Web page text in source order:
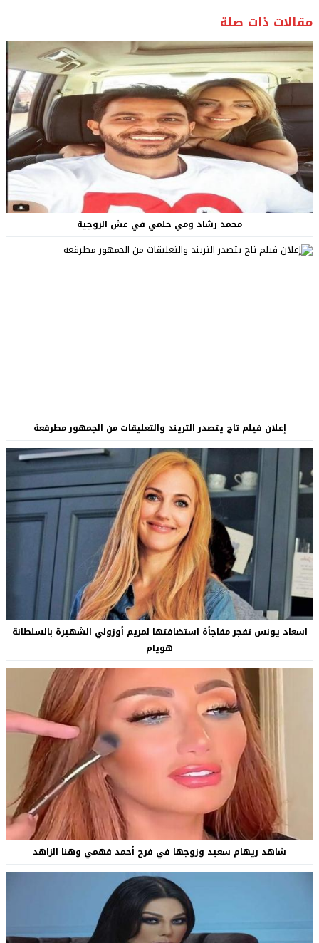
مقالات ذات صلة
محمد رشاد ومي حلمي في عش الزوجية
إعلان فيلم تاج يتصدر التريند والتعليقات من الجمهور مطرقعة
اسعاد يونس تفجر مفاجأة استضافتها لمريم أوزولي الشهيرة بالسلطانة
هويام
شاهد ريهام سعيد وزوجها في فرح أحمد فهمي وهنا الزاهد